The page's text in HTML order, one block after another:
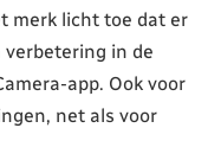
merk licht toe dat er
verbetering in de
app. Ook voor
net als voor